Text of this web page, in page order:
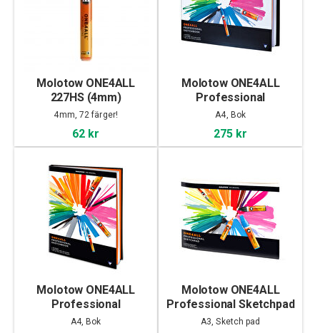
Molotow ONE4ALL
227HS (4mm)
4mm, 72 färger!
62 kr
Molotow ONE4ALL
Professional
Sketchbook A4
landscape
A4, Bok
275 kr
Molotow ONE4ALL
Professional
Sketchbook A4 portrait
A4, Bok
Molotow ONE4ALL
Professional Sketchpad
A3
A3, Sketch pad